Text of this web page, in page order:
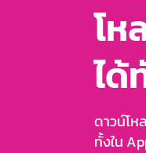
โ
ได้
ดาวน์โห
ทั้งใน